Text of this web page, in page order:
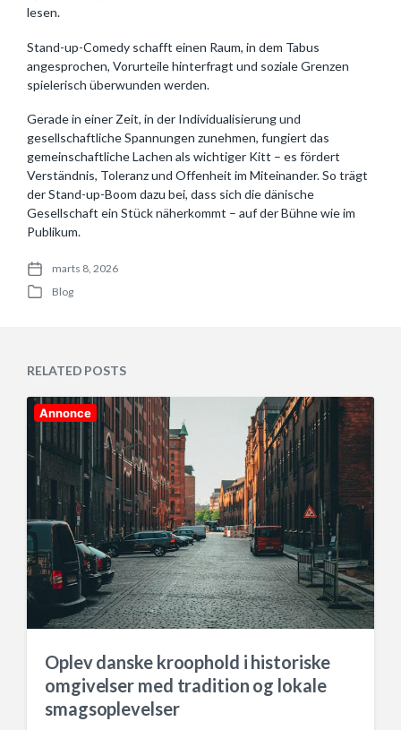
lesen.
Stand-up-Comedy schafft einen Raum, in dem Tabus
angesprochen, Vorurteile hinterfragt und soziale Grenzen
spielerisch überwunden werden.
Gerade in einer Zeit, in der Individualisierung und
gesellschaftliche Spannungen zunehmen, fungiert das
gemeinschaftliche Lachen als wichtiger Kitt – es fördert
Verständnis, Toleranz und Offenheit im Miteinander. So trägt
der Stand-up-Boom dazu bei, dass sich die dänische
Gesellschaft ein Stück näherkommt – auf der Bühne wie im
Publikum.
P
t
marts 8, 2026
P
d
i
Blog
RELATED POSTS
Annonce
Oplev danske kroophold i historiske
omgivelser med tradition og lokale
smagsoplevelser